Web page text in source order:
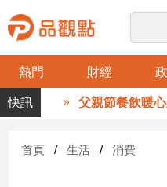
熱門 財經
品
觀
財
父親節餐飲暖心獻
首頁 生活 消費